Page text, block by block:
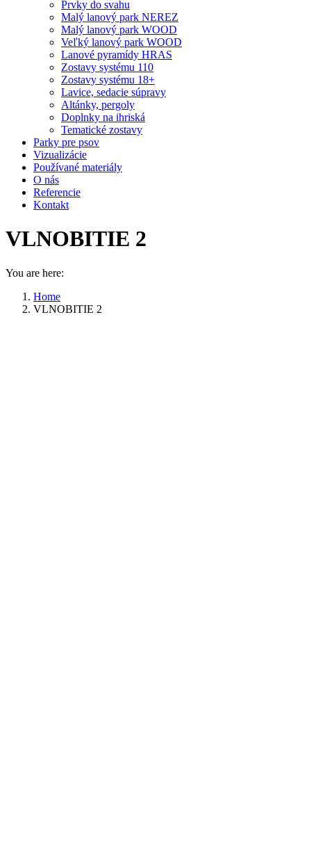
Prvky do svahu
Malý lanový park NEREZ
Malý lanový park WOOD
Veľký lanový park WOOD
Lanové pyramídy HRAS
Zostavy systému 110
Zostavy systému 18+
Lavice, sedacie súpravy
Altánky, pergoly
Doplnky na ihriská
Tematické zostavy
Parky pre psov
Vizualizácie
Používané materiály
O nás
Referencie
Kontakt
VLNOBITIE 2
You are here:
Home
VLNOBITIE 2